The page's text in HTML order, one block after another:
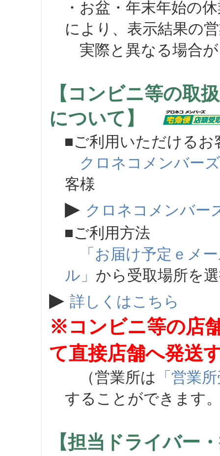
・お盆・年末年始の
により、表示結果の
実際と異なる場合が
【コンビニ等の取
について】
■ご利用いただけるお
クロネコメンバーズ
客様
▶ クロネコメンバー
■ご利用方法
「お届け予定ｅメ
ル」 から受取場所を
▶ 詳しくはこちら
※コンビニ等の店
て直接店舗へ発送
（営業所は 「営業
することができます
【担当ドライバー